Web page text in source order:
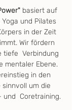
basiert auf
Yoga und Pilates
in der Zeit
Wir fördern
Verbindung
mentaler Ebene.
in den
sinnvoll um die
Coretraining.